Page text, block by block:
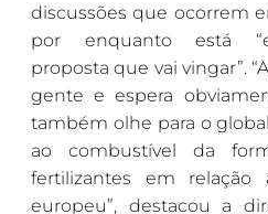
discussões que ocorrem
por enquanto está
proposta que vai vingar”.
gente e espera
também olhe para o
ao combustível da
fertilizantes em
europeu”, destacou a